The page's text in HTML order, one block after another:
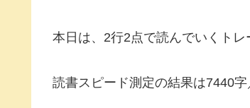
本日は、2行2点で読んでいくトレ
読書スピード測定の結果は7440字